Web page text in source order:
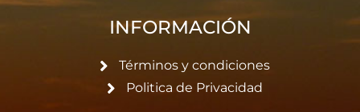
INFORMACIÓN
Términos y condiciones
Politica de Privacidad